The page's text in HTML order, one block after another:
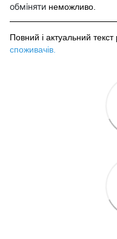
обміняти неможливо.
Повний і актуальний текст
споживачів